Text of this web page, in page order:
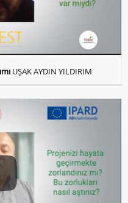
UŞAK AYDIN YILDIRIM